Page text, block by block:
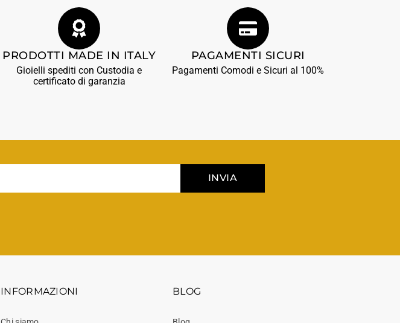
PRODOTTI MADE IN ITALY
Gioielli spediti con Custodia e
certificato di garanzia
PAGAMENTI SICURI
Pagamenti Comodi e Sicuri al 100%
INVIA
INFORMAZIONI BLOG